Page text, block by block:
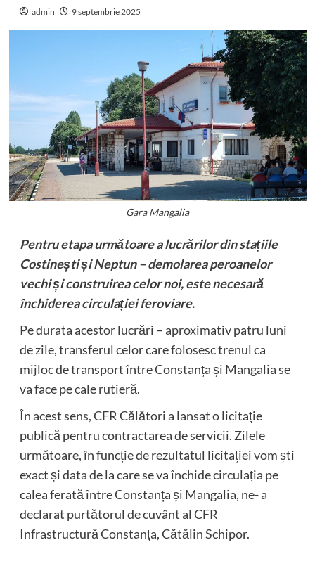
admin 9 septembrie 2025
Gara Mangalia
Pentru etapa următoare a lucrărilor din stațiile
Costinești și Neptun – demolarea peroanelor
vechi și construirea celor noi, este necesară
închiderea circulației feroviare.
Pe durata acestor lucrări – aproximativ patru luni
de zile, transferul celor care folosesc trenul ca
mijloc de transport între Constanța și Mangalia se
va face pe cale rutieră.
În acest sens, CFR Călători a lansat o licitație
publică pentru contractarea de servicii. Zilele
următoare, în funcție de rezultatul licitației vom ști
exact și data de la care se va închide circulația pe
calea ferată între Constanța și Mangalia, ne- a
declarat purtătorul de cuvânt al CFR
Infrastructură Constanța, Cătălin Schipor.